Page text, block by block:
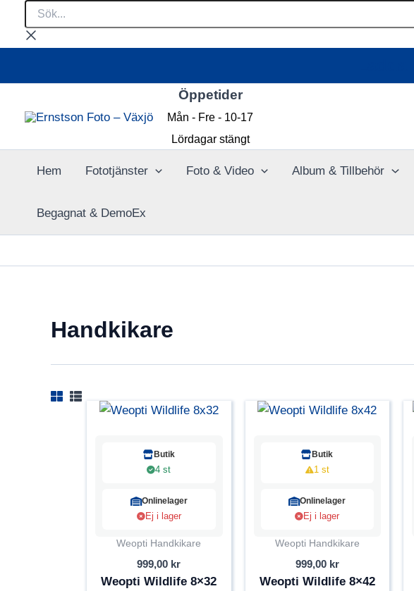
innehåll
Sök...
Öppetider
Mån - Fre - 10-17
Lördagar stängt
Hem Fototjänster Foto & Video Album & Tillbehör
Begagnat & DemoEx
Handkikare
Butik
4 st
Onlinelager
Ej i lager
Weopti Handkikare
999,00 kr
Weopti Wildlife 8×32
Butik
1 st
Onlinelager
Ej i lager
Weopti Handkikare
999,00 kr
Weopti Wildlife 8×42